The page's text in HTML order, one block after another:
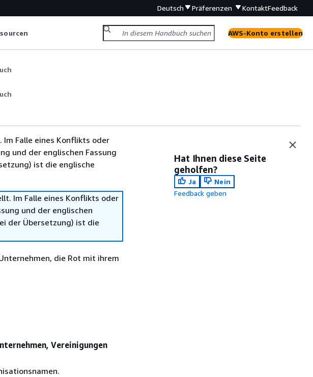
Deutsch Präferenzen KontaktFeedback
AWS-Konto erstellen
Falle eines Konflikts oder
und der englischen Fassung
ist die englische
Im Falle eines Konflikts oder
und der englischen
der Übersetzung) ist die
die Rot mit ihrem
Vereinigungen
Hat Ihnen diese Seite
geholfen?
Ja
Nein
Feedback geben